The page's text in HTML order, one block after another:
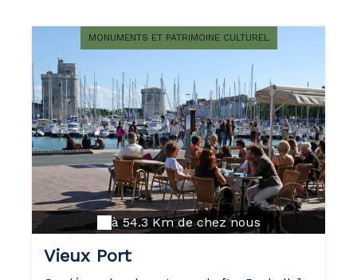
MONUMENTS ET PATRIMOINE CULTUREL
à 54.3 Km de chez nous
Vieux Port